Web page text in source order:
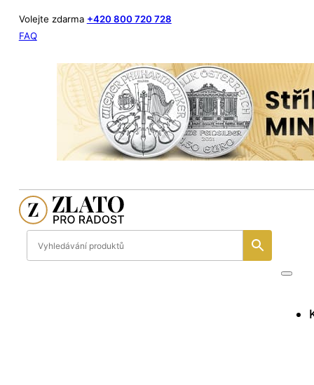
Volejte zdarma +420 800 720 728
FAQ